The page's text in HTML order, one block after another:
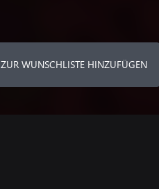
ZUR WUNSCHLISTE HINZUFÜGEN